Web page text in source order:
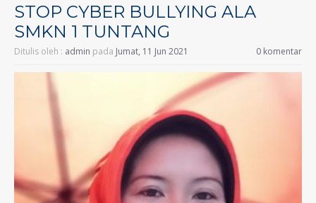
STOP CYBER BULLYING ALA
SMKN 1 TUNTANG
Ditulis oleh : admin pada Jumat, 11 Jun 2021 0 komentar